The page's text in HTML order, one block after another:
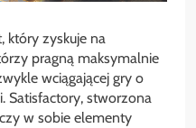
który zyskuje na
pragną maksymalnie
wciągającej gry o
Satisfactory, stworzona
w sobie elementy